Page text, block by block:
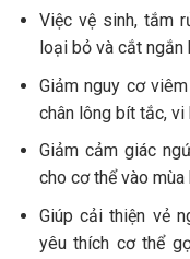
Việc vệ sinh, tắm
loại bỏ và cắt ngắn
Giảm nguy cơ
chân lông bít tắc, vi
Giảm cảm giác
cho cơ thể vào mùa
Giúp cải thiện vẻ
yêu thích cơ thể